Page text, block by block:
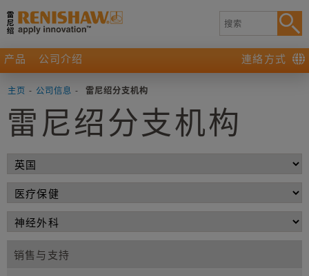
产品 公司介绍 連絡方式
主页 - 公司信息 - 雷尼绍分支机构
雷尼绍分支机构
销售与支持